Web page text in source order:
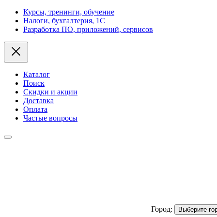
Курсы, тренинги, обучение
Налоги, бухгалтерия, 1С
Разработка ПО, приложений, сервисов
Каталог
Поиск
Скидки и акции
Доставка
Оплата
Частые вопросы
Город: Выберите